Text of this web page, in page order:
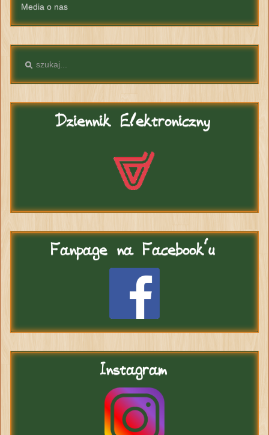
Media o nas
DziennikElektroniczny
Fanpagena Facebook'u
Instagram